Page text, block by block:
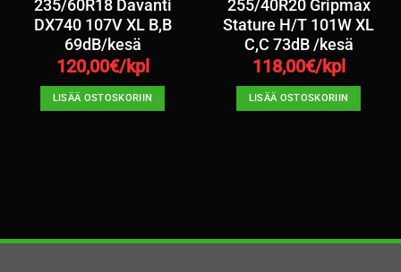
235/60R18 Davanti
DX740 107V XL B,B
69dB/kesä
120,00€/kpl
LISÄÄ OSTOSKORIIN
255/40R20 Gripmax
Stature H/T 101W XL
C,C 73dB /kesä
118,00€/kpl
LISÄÄ OSTOSKORIIN